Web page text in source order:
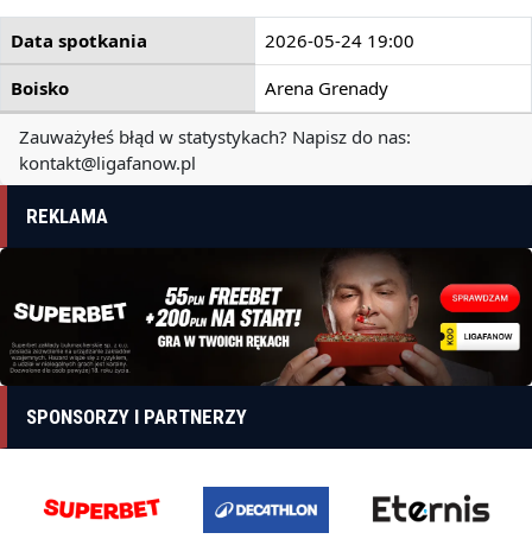
Data spotkania
2026-05-24 19:00
Boisko
Arena Grenady
Zauważyłeś błąd w statystykach? Napisz do nas:
kontakt@ligafanow.pl
REKLAMA
SPONSORZY I PARTNERZY